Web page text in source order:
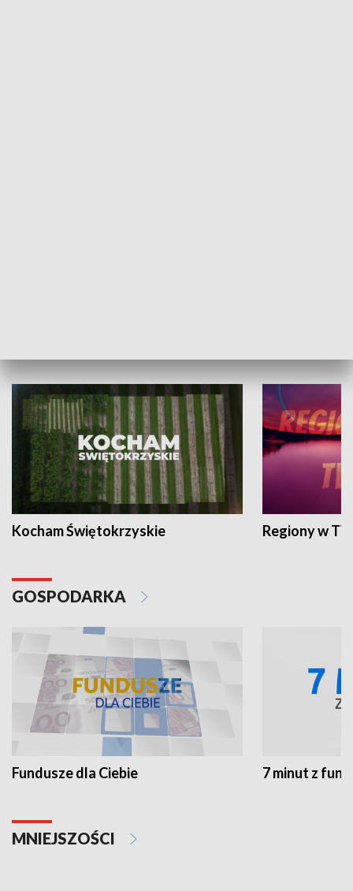
Kocham Świętokrzyskie Regiony w
GOSPODARKA
Fundusze dla Ciebie 7 minut z
MNIEJSZOŚCI